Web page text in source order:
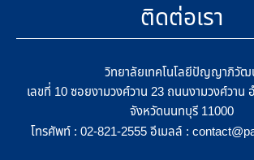
ติดต่อเรา
วิทยาลัยเทคโนโลยีปัญญาภิวั
เลขที่ 10 ซอยงามวงศ์วาน 23 ถนนงามวงศ์วาน
จังหวัดนนทบุรี 11000
โทรศัพท์ : 02-821-2555 อีเมลล์ :